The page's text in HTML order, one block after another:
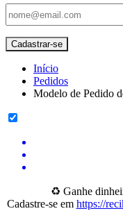
Início
Pedidos
Modelo de Pedido
♻️ Ganhe
Cadastre-se em https://